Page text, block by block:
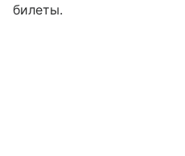
билеты.